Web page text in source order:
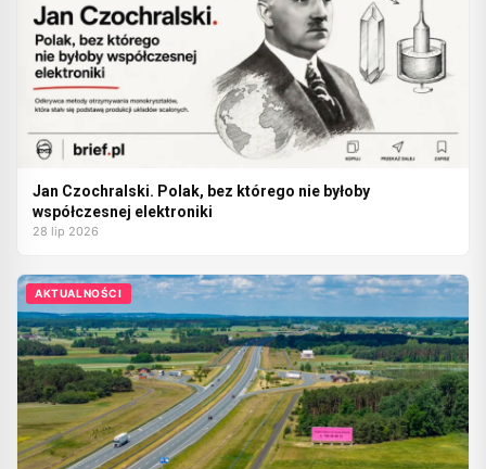
Jan Czochralski. Polak, bez którego nie byłoby
współczesnej elektroniki
28 lip 2026
AKTUALNOŚCI